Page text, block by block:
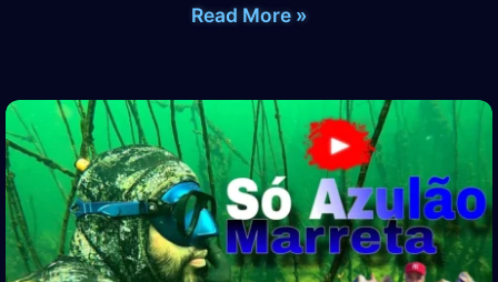
Pesca
Costeira
Sudeste
Brasil
–
Marcelo
Poton
Read More »